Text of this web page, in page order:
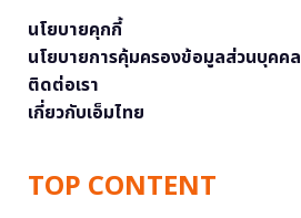
นโยบายคุกกี้
นโยบายการคุ้มครองข้อมูลส่วนบุคคล
ติดต่อเรา
เกี่ยวกับเอ็มไทย
TOP CONTENT